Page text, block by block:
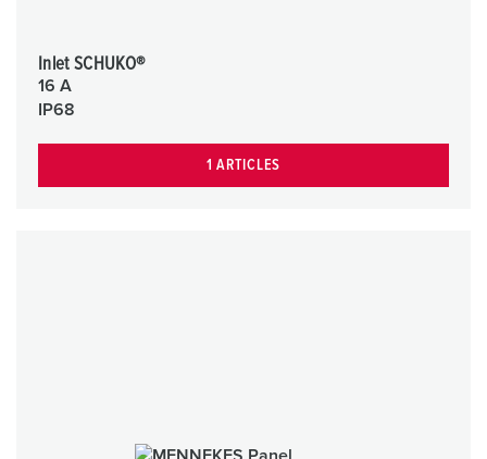
Inlet SCHUKO®
16 A
IP68
1 ARTICLES